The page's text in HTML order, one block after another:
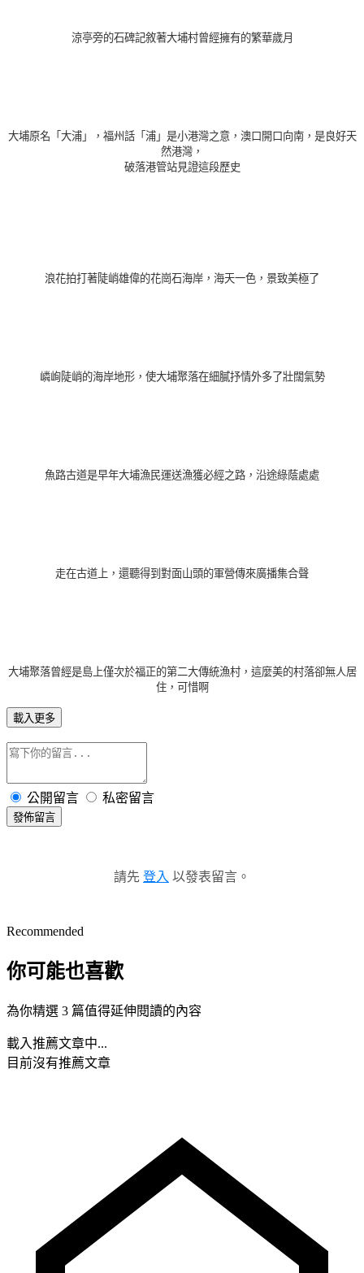
涼亭旁的石碑記敘著大埔村曾經擁有的繁華歲月
大埔原名「大浦」，福州話「浦」是小港灣之意，澳口開口向南，是良好天
然港灣，
破落港管站見證這段歷史
浪花拍打著陡峭雄偉的花崗石海岸，海天一色，景致美極了
嶙峋陡峭的海岸地形， 使大埔聚落在細膩抒情外多了壯闊氣勢
魚路古道是早年大埔漁民運送漁獲必經之路， 沿途綠蔭處處
走在古道上，還聽得到對面山頭的軍營傳來廣播集合聲
大埔聚落曾經是島上僅次於福正的第二大傳統漁村，這麼美的村落卻無人居
住，可惜啊
載入更多
公開留言 私密留言
發佈留言
請先 登入 以發表留言。
Recommended
你可能也喜歡
為你精選 3 篇值得延伸閱讀的內容
載入推薦文章中...
目前沒有推薦文章